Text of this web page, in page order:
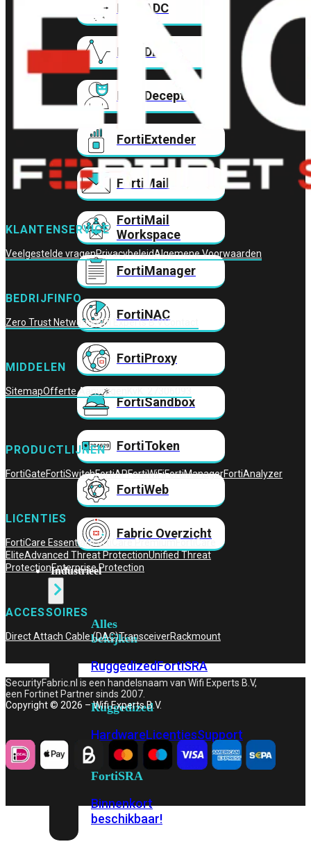
FortiADC
FortiDDoS
FortiDeceptor
FortiExtender
FortiMail
FortiMail
Workspace
FortiManager
FortiNAC
FortiProxy
FortiSandbox
FortiToken
FortiWeb
Fabric Overzicht
Industrieel
Alles
bekijken
RuggedizedFortiSRA
Ruggedized
HardwareLicentiesSupport
FortiSRA
Binnenkort
beschikbaar!
KLANTENSERVICE
Veelgestelde vragenPrivacybeleidAlgemene Voorwaarden
BEDRIJFINFO
Zero Trust NetworksWifi Experts B.V.Contact
MIDDELEN
SitemapOfferte Aanvragen
PRODUCTLIJNEN
FortiGateFortiSwitchFortiAPFortiWiFiFortiManagerFortiAnalyzer
LICENTIES
FortiCare EssentialsFortiCare PremiumFortiCare
EliteAdvanced Threat ProtectionUnified Threat
ProtectionEnterprise Protection
ACCESSOIRES
Direct Attach Cable (DAC)TransceiverRackmount
SecurityFabric.nl is een handelsnaam van Wifi Experts B.V,
een Fortinet Partner sinds 2007.
Copyright © 2026 – Wifi Experts B.V.